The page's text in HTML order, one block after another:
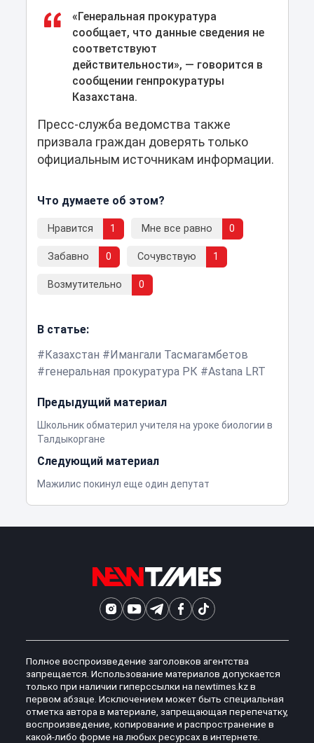
«Генеральная прокуратура
сообщает, что данные сведения не
соответствуют
действительности», ― говорится в
сообщении генпрокуратуры
Казахстана.
Пресс-служба ведомства также
призвала граждан доверять только
официальным источникам информации.
Что думаете об этом?
Нравится 1 Мне все равно 0
Забавно 0 Сочувствую 1
Возмутительно 0
В статье:
Казахстан
Имангали Тасмагамбетов
генеральная прокуратура РК
Astana LRT
Предыдущий материал
Школьник обматерил учителя на уроке биологии в
Талдыкоргане
Следующий материал
Мажилис покинул еще один депутат
Полное воспроизведение заголовков агентства
запрещается. Использование материалов допускается
только при наличии гиперссылки на newtimes.kz в
первом абзаце. Исключением может быть специальная
отметка автора в материале, запрещающая перепечатку,
воспроизведение, копирование и распространение в
какой-либо форме на любых ресурсах в интернете.